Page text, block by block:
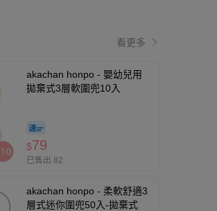
看更多
akachan honpo - 嬰幼兒用
拋棄式3層軟圍兜10入
$79
已售出 82
akachan honpo - 柔軟舒適3
層式迷你圍兜50入-拋棄式